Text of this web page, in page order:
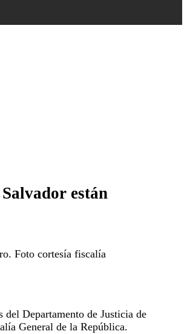
están
Foto cortesía fiscalía
del Departamento de Justicia de
General de la República.